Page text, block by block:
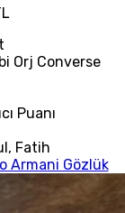
Orj Converse
Puanı
, Fatih
Armani Gözlük